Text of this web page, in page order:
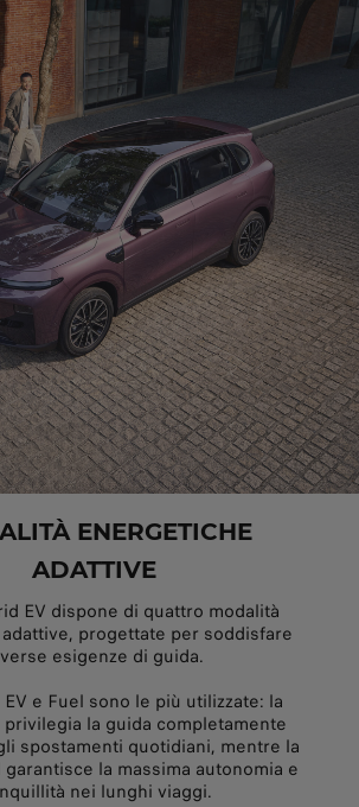
ENERGETICHE
ADATTIVE
EV dispone di quattro modalità
progettate per soddisfare
esigenze di guida.
e Fuel sono le più utilizzate: la
privilegia la guida completamente
spostamenti quotidiani, mentre la
la massima autonomia e
nei lunghi viaggi.